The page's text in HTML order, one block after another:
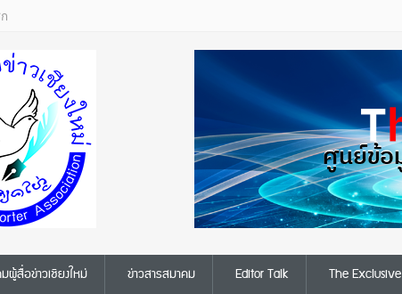
ผู้สื่อข่าวเชียงใหม่ ข่าวสารสมาคม Editor Talk The Exclusive